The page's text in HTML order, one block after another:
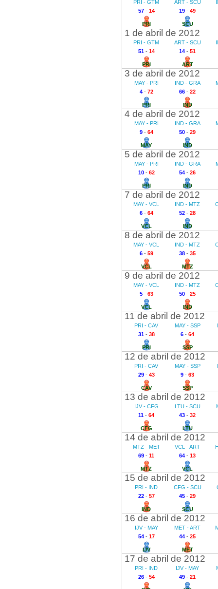
PRI - GTM
57- 14
PRI
ART - SCU
19 - 49
SCU
1 de abril de 2012
PRI - GTM
51- 14
PRI
ART - SCU
14 - 51
ART
3 de abril de 2012
MAY - PRI
4- 72
PRI
IND - GRA
66 - 22
IND
4 de abril de 2012
MAY - PRI
9- 64
MAY
IND - GRA
50 - 29
IND
5 de abril de 2012
MAY - PRI
10- 62
PRI
IND - GRA
54 - 26
IND
7 de abril de 2012
MAY - VCL
6- 64
VCL
IND - MTZ
52 - 28
IND
8 de abril de 2012
MAY - VCL
6- 59
VCL
IND - MTZ
38 - 35
MTZ
9 de abril de 2012
MAY - VCL
5- 63
VCL
IND - MTZ
50 - 25
IND
11 de abril de 2012
PRI - CAV
31- 38
PRI
MAY - SSP
6 - 64
SSP
12 de abril de 2012
PRI - CAV
29- 43
CAV
MAY - SSP
9 - 63
SSP
13 de abril de 2012
IJV - CFG
11 - 64
CFG
LTU - SCU
43 - 32
LTU
14 de abril de 2012
MTZ - MET
69 - 11
MTZ
VCL - ART
64 - 13
VCL
15 de abril de 2012
PRI - IND
22- 57
IND
CFG - SCU
45 - 29
SCU
16 de abril de 2012
IJV - MAY
54- 17
IJV
MET - ART
44 - 25
MET
17 de abril de 2012
PRI - IND
26- 54
IJV - MAY
49 - 21